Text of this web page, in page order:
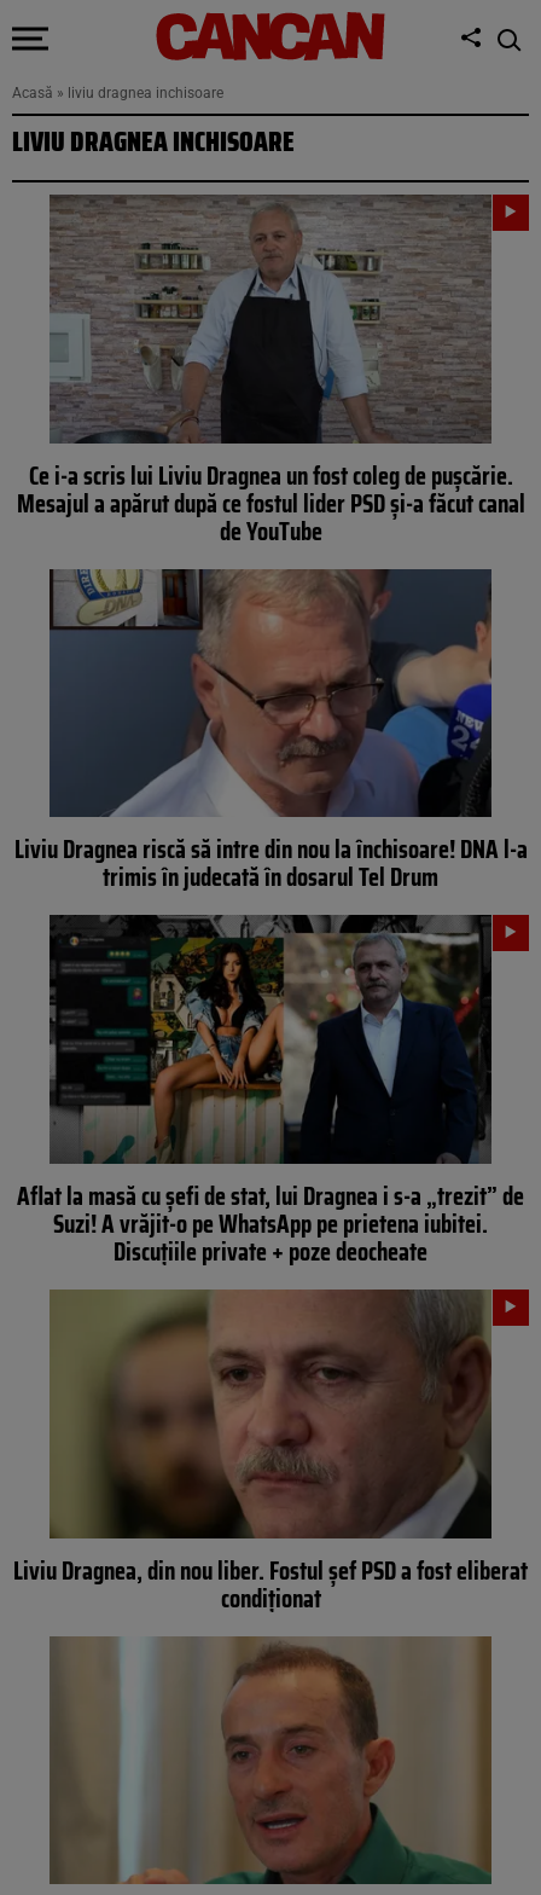
Acasă » liviu dragnea inchisoare
LIVIU DRAGNEA INCHISOARE
Ce i-a scris lui Liviu Dragnea un fost coleg de pușcărie.
Mesajul a apărut după ce fostul lider PSD și-a făcut canal
de YouTube
Liviu Dragnea riscă să intre din nou la închisoare! DNA l-a
trimis în judecată în dosarul Tel Drum
Aflat la masă cu șefi de stat, lui Dragnea i s-a „trezit” de
Suzi! A vrăjit-o pe WhatsApp pe prietena iubitei.
Discuțiile private + poze deocheate
Liviu Dragnea, din nou liber. Fostul șef PSD a fost eliberat
condiționat